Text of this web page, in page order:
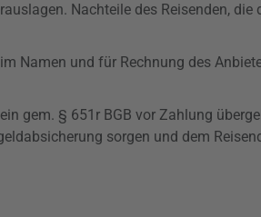
Nachteile des Reisenden, die
Namen und für Rechnung des
gem. § 651r BGB vor Zahlung
sorgen und dem